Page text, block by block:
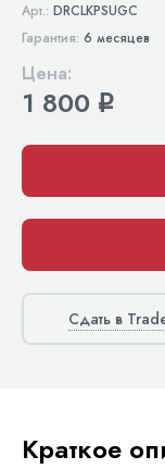
Арт.: DRCLKPSUGC
Гарантия: 6 месяцев
Цена:
1 800 q
Сдать в
Краткое